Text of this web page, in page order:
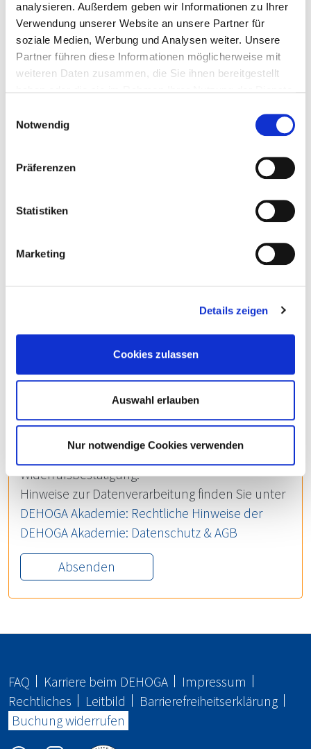
analysieren. Außerdem geben wir Informationen zu Ihrer
Verwendung unserer Website an unsere Partner für
soziale Medien, Werbung und Analysen weiter. Unsere
Partner führen diese Informationen möglicherweise mit
weiteren Daten zusammen, die Sie ihnen bereitgestellt
Cookies, wenn Sie unsere Webseite weiterhin nutzen.
Notwendig
Präferenzen
Statistiken
Marketing
Details zeigen
Cookies zulassen
Auswahl erlauben
Nur notwendige Cookies verwenden
Ihrer Tätigkeit für ein Unternehmen handeln), haben
Sie das Recht, binnen vierzehn Tagen ohne Angabe
von Gründen diesen Vertrag (Seminaranmeldung,
Gutscheinkauf oder anderes) zu widerrufen.
Name des/der Verbraucher(s):
Datum (heutiges Datum):*
An diese Adresse senden wir Ihnen eine
Widerrufsbestätigung.
Hinweise zur Datenverarbeitung finden Sie unter
DEHOGAAkademie: Rechtliche Hinweise der
DEHOGAAkademie: Datenschutz & AGB
FAQ Karriere beim DEHOGA
Impressum
Rechtliches
Leitbild
Barrierefreiheitserklärung
Buchung widerrufen